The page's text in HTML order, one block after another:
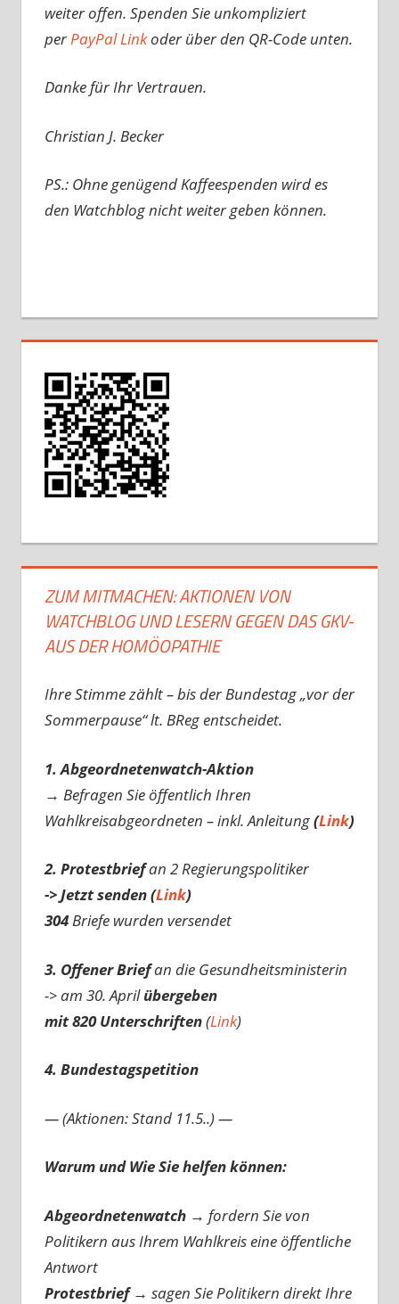
weiter offen. Spenden Sie unkompliziert
perPayPal Linkoder über den QR-Code unten.
Danke für Ihr Vertrauen.
Christian J. Becker
PS.: Ohne genügend Kaffeespenden wird es
den Watchblog nicht weiter geben können.
ZUM MITMACHEN: AKTIONEN VON
WATCHBLOG UND LESERN GEGEN DAS GKV-
AUS DER HOMÖOPATHIE
Ihre Stimme zählt – bis der Bundestag „vor der
Sommerpause“ lt. BReg entscheidet.
1. Abgeordnetenwatch-Aktion
→ Befragen Sie öffentlich Ihren
Wahlkreisabgeordneten – inkl. Anleitung(Link)
2. Protestbriefan 2 Regierungspolitiker
-> Jetzt senden (Link)
304Briefe wurden versendet
3. Offener Briefan die Gesundheitsministerin
-> am 30. Aprilübergeben
mit 820 Unterschriften(Link)
4. Bundestagspetition
— (Aktionen: Stand 11.5..) —
Warum und Wie Sie helfen können:
Abgeordnetenwatch → fordern Sie von
Politikern aus Ihrem Wahlkreis eine öffentliche
Antwort
Protestbrief → sagen Sie Politikern direkt Ihre